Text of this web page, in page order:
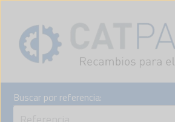
content
Buscar por referencia: